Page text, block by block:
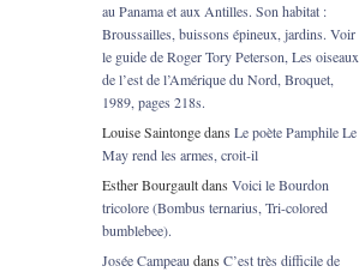
au Panama et aux Antilles. Son habitat :
Broussailles, buissons épineux, jardins. Voir
le guide de Roger Tory Peterson, Les oiseaux
de l’est de l’Amérique du Nord, Broquet,
1989, pages 218s.
Louise Saintongedans Le poète Pamphile Le
May rend les armes, croit-il
Esther Bourgaultdans Voici le Bourdon
tricolore (Bombus ternarius, Tri-colored
bumblebee).
Josée Campeau dans C’est très difficile de